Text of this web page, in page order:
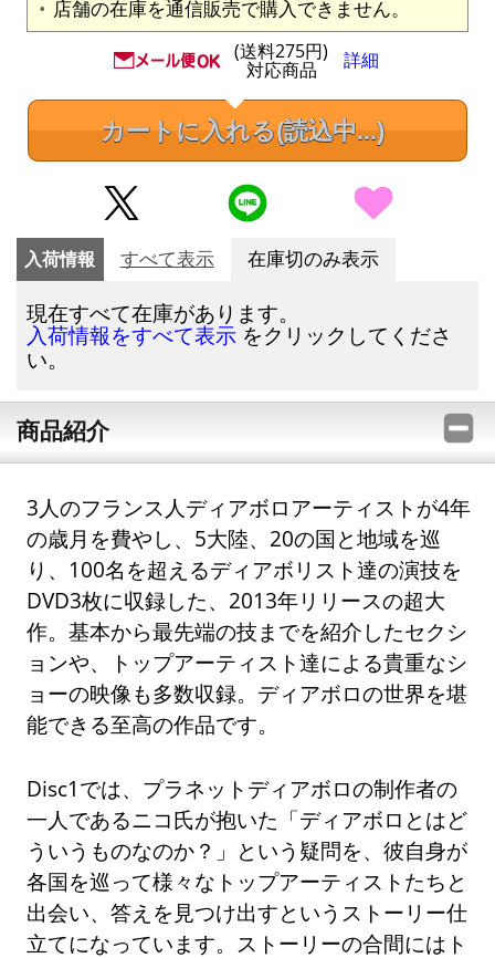
店舗の在庫を通信販売で購入できません。
(送料275円)
対応商品 詳細
カートに入れる(読込中...)
入荷情報 すべて表示 在庫切のみ表示
現在すべて在庫があります。
入荷情報をすべて表示 をクリックしてくださ
い。
商品紹介
3人のフランス人ディアボロアーティストが4年
の歳月を費やし、5大陸、20の国と地域を巡
り、100名を超えるディアボリスト達の演技を
DVD3枚に収録した、2013年リリースの超大
作。基本から最先端の技までを紹介したセクシ
ョンや、トップアーティスト達による貴重なシ
ョーの映像も多数収録。ディアボロの世界を堪
能できる至高の作品です。
Disc1では、プラネットディアボロの制作者の
一人であるニコ氏が抱いた「ディアボロとはど
ういうものなのか？」という疑問を、彼自身が
各国を巡って様々なトップアーティストたちと
出会い、答えを見つけ出すというストーリー仕
立てになっています。ストーリーの合間にはト